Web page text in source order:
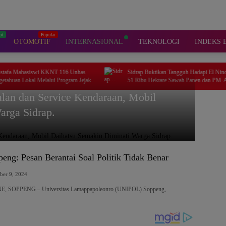
OTOMOTIF INTERNASIONAL TEKNOLOGI INDEKS
116 Unhas
Program Jejak.
Sidrap Buktikan Tangguh Hadapi El Nino, Lebih dari
51 Ribu Hektare Sawah Panen dan PM-AAS
Lampaui Target
dan Service Kendaraan, Mobil
Sidrap.
Pesan Berantai Soal Politik Tidak Benar
9, 2024
SOPPENG – Universitas Lamappapoleonro (UNIPOL) Soppeng,